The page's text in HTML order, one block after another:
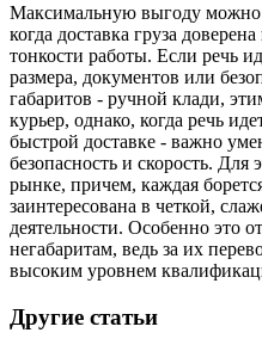
Максимальную выгоду можно
когда доставка груза
тонкости работы. Если речь
размера, документов или
габаритов - ручной клади,
курьер, однако, когда речь
быстрой доставке - важно
безопасность и скорость.
рынке, причем, каждая
заинтересована в четкой,
деятельности. Особенно это
негабаритам, ведь за их
высоким уровнем
Другие статьи